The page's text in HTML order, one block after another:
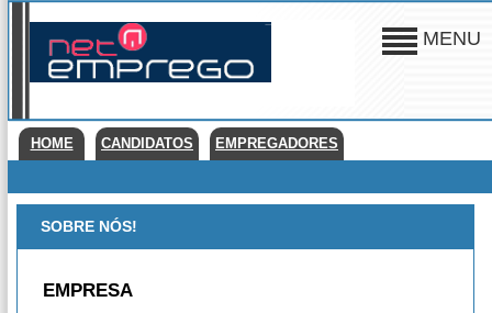
MENU
HOME CANDIDATOS EMPREGADORES
SOBRE NÓS!
EMPRESA